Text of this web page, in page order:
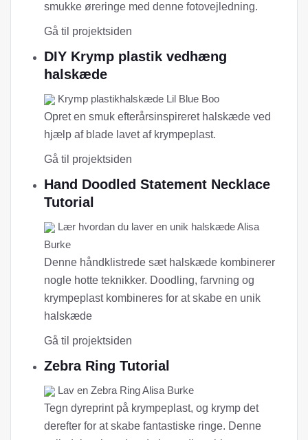
smukke øreringe med denne fotovejledning.
Gå til projektsiden
DIY Krymp plastik vedhæng
halskæde
Krymp plastikhalskæde Lil Blue Boo
Opret en smuk efterårsinspireret halskæde ved
hjælp af blade lavet af krympeplast.
Gå til projektsiden
Hand Doodled Statement Necklace
Tutorial
Lær hvordan du laver en unik halskæde Alisa
Burke
Denne håndklistrede sæt halskæde kombinerer
nogle hotte teknikker. Doodling, farvning og
krympeplast kombineres for at skabe en unik
halskæde
Gå til projektsiden
Zebra Ring Tutorial
Lav en Zebra Ring Alisa Burke
Tegn dyreprint på krympeplast, og krymp det
derefter for at skabe fantastiske ringe. Denne